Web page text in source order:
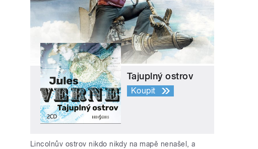
Tajuplný ostrov
Koupit
Lincolnův ostrov nikdo nikdy na mapě nenašel, a